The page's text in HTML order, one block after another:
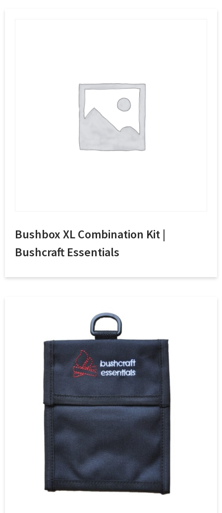
Bushbox XL Combination Kit |
Bushcraft Essentials